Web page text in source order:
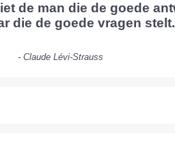
de man die de goede
die de goede vragen stelt.
- Claude Lévi-Strauss